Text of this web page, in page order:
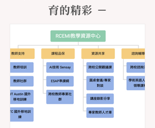
育的精彩 －